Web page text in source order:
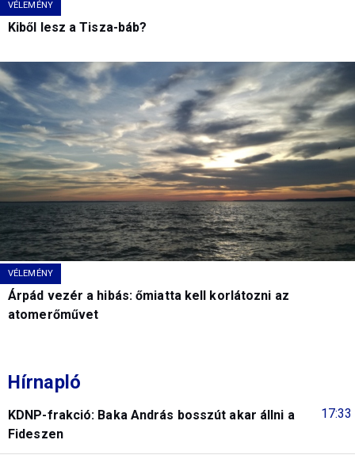
VÉLEMÉNY
Kiből lesz a Tisza-báb?
VÉLEMÉNY
Árpád vezér a hibás: őmiatta kell korlátozni az
atomerőművet
Hírnapló
17:33
KDNP-frakció: Baka András bosszút akar állni a
Fideszen